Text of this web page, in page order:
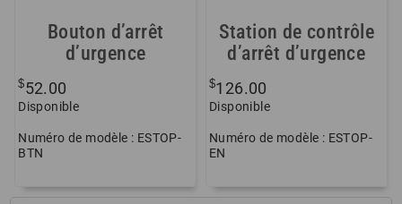
Bouton d’arrêt
d’urgence
$52.00
Disponible
Numéro de modèle : ESTOP-
BTN
Station de contrôle
d’arrêt d’urgence
$126.00
Disponible
Numéro de modèle : ESTOP-
EN